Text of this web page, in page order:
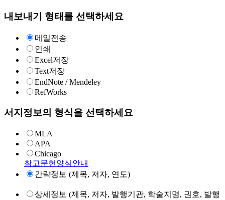
내보내기 형태를 선택하세요
메일전송
인쇄
Excel저장
Text저장
EndNote / Mendeley
RefWorks
서지정보의 형식을 선택하세요
MLA
APA
Chicago
참고문헌양식안내
간략정보 (제목, 저자, 연도)
상세정보 (제목, 저자, 발행기관, 학술지명, 권호, 발행